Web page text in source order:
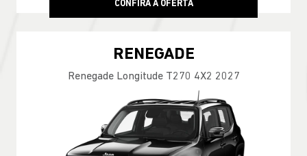
CONFIRA A OFERTA
RENEGADE
Renegade Longitude T270 4X2 2027